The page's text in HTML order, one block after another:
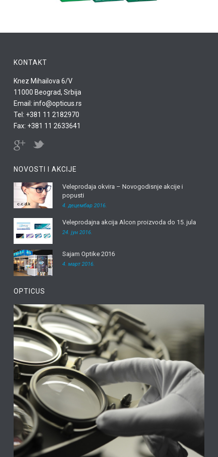
KONTAKT
Knez Mihailova 6/V
11000 Beograd, Srbija
Email: info@opticus.rs
Tel: +381 11 2182970
Fax: +381 11 2633641
NOVOSTI I AKCIJE
Veleprodaja okvira – Novogodisnje akcije i
popusti
4. децембар 2016.
Veleprodajna akcija Alcon proizvoda do 15. jula
24. јун 2016.
Sajam Optike 2016
4. март 2016.
OPTICUS